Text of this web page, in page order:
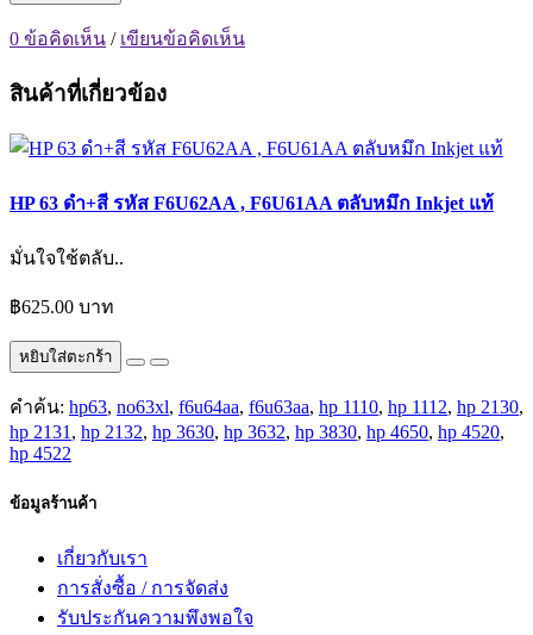
0 ข้อคิดเห็น / เขียนข้อคิดเห็น
สินค้าที่เกี่ยวข้อง
HP 63 ดำ+สี รหัส F6U62AA , F6U61AA ตลับหมึก Inkjet แท้
มั่นใจใช้ตลับ..
฿625.00 บาท
หยิบใส่ตะกร้า
คำค้น: hp63, no63xl, f6u64aa, f6u63aa, hp 1110, hp 1112, hp 2130,
hp 2131 , hp 2132, hp 3630, hp 3632, hp 3830, hp 4650, hp 4520,
hp 4522
ข้อมูลร้านค้า
เกี่ยวกับเรา
การสั่งซื้อ / การจัดส่ง
รับประกันความพึงพอใจ